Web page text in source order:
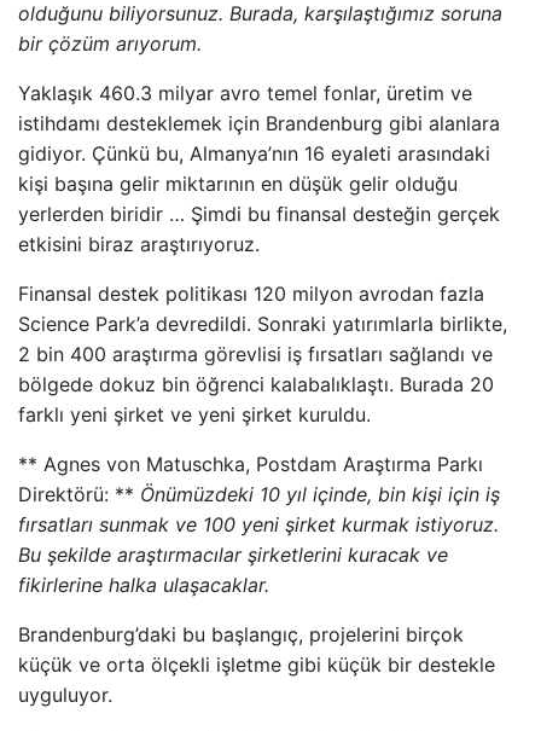
olduğunu biliyorsunuz. Burada, karşılaştığımız soruna
bir çözüm arıyorum.
Yaklaşık 460.3 milyar avro temel fonlar, üretim ve
istihdamı desteklemek için Brandenburg gibi alanlara
gidiyor. Çünkü bu, Almanya’nın 16 eyaleti arasındaki
kişi başına gelir miktarının en düşük gelir olduğu
yerlerden biridir … Şimdi bu finansal desteğin gerçek
etkisini biraz araştırıyoruz.
Finansal destek politikası 120 milyon avrodan fazla
Science Park’a devredildi. Sonraki yatırımlarla birlikte,
2 bin 400 araştırma görevlisi iş fırsatları sağlandı ve
bölgede dokuz bin öğrenci kalabalıklaştı. Burada 20
farklı yeni şirket ve yeni şirket kuruldu.
** Agnes von Matuschka, Postdam Araştırma Parkı
Direktörü: ** Önümüzdeki 10 yıl içinde, bin kişi için iş
fırsatları sunmak ve 100 yeni şirket kurmak istiyoruz.
Bu şekilde araştırmacılar şirketlerini kuracak ve
fikirlerine halka ulaşacaklar.
Brandenburg’daki bu başlangıç, projelerini birçok
küçük ve orta ölçekli işletme gibi küçük bir destekle
uyguluyor.